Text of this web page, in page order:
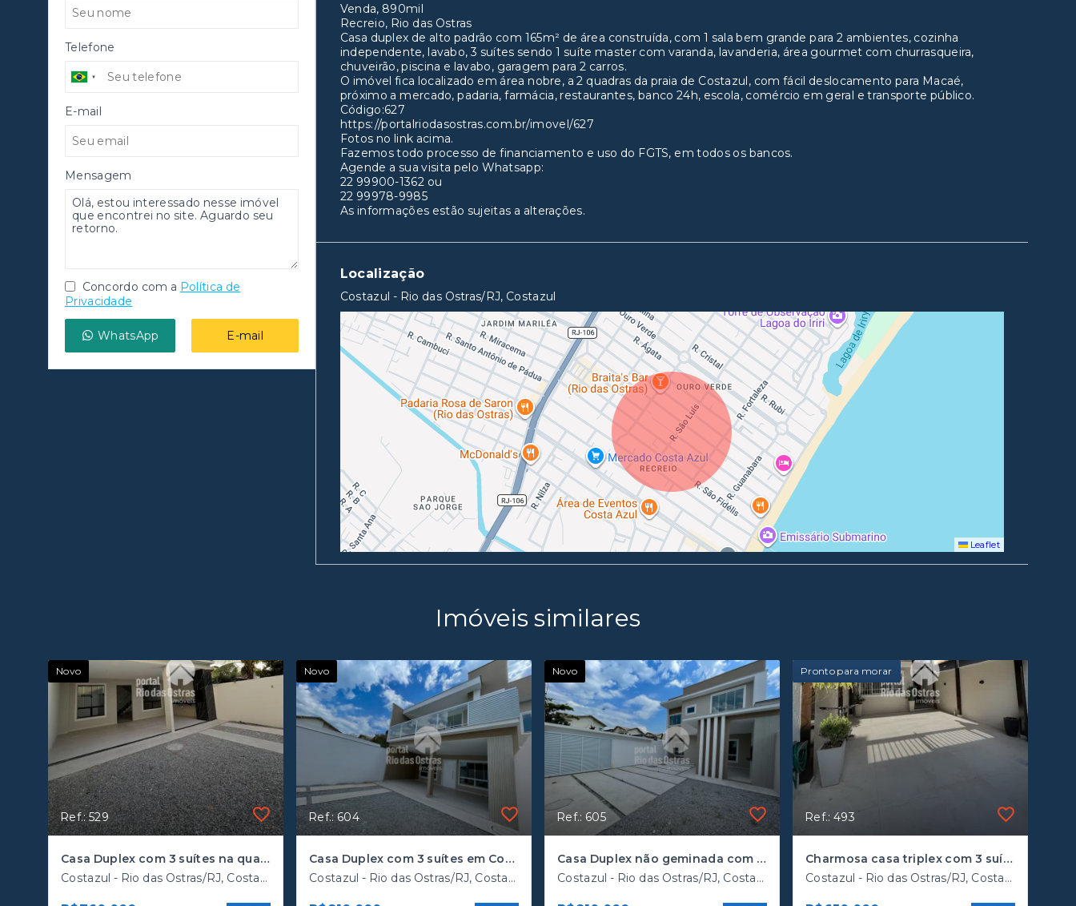
Venda, 890mil
Recreio, Rio das Ostras
Casa duplex de alto padrão com 165m² de área construída, com 1 sala bem grande para 2 ambientes, cozinha
independente, lavabo, 3 suítes sendo 1 suíte master com varanda, lavanderia, área gourmet com churrasqueira,
chuveirão, piscina e lavabo, garagem para 2 carros.
O imóvel fica localizado em área nobre, a 2 quadras da praia de Costazul, com fácil deslocamento para Macaé,
próximo a mercado, padaria, farmácia, restaurantes, banco 24h, escola, comércio em geral e transporte público.
Código:627
https://portalriodasostras.com.br/imovel/627
Fotos no link acima.
Fazemos todo processo de financiamento e uso do FGTS, em todos os bancos.
Agende a sua visita pelo Whatsapp:
22 99900-1362 ou
22 99978-9985
As informações estão sujeitas a alterações.
Localização
Costazul - Rio das Ostras/RJ, Costazul
Leaflet
Telefone
E-mail
Mensagem
Concordo com a Política de
Privacidade
WhatsApp E-mail
Imóveis similares
Novo
Ref.: 529
Casa Duplex com 3 suítes na quadra da rodovia
Costazul - Rio das Ostras/RJ, Costazul
Novo
Ref.: 604
Casa Duplex com 3 suítes em Costazul
Costazul - Rio das Ostras/RJ, Costazul
Novo
Ref.: 605
Casa Duplex não geminada com 3 suítes em Costazul
Costazul - Rio das Ostras/RJ, Costazul
Pronto para morar
Ref.: 493
Charmosa casa triplex com 3 suítes a poucos metros da rodovia
Costazul - Rio das Ostras/RJ, Costazul